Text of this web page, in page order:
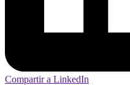
Compartir a LinkedIn